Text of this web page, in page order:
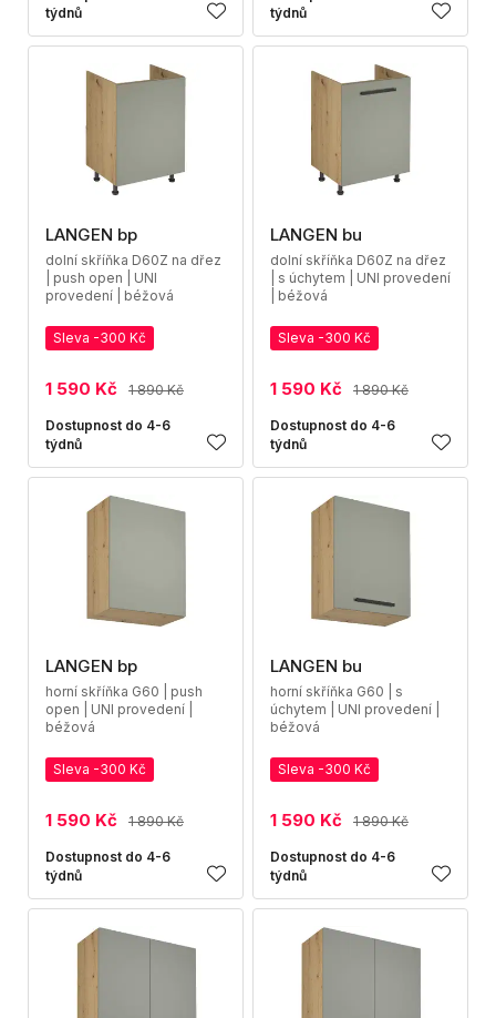
týdnů
týdnů
LANGEN bp
dolní skříňka D60Z na dřez
| push open | UNI
provedení | béžová
Sleva -300 Kč
1 590 Kč 1 890 Kč
Dostupnost do 4-6
týdnů
LANGEN bu
dolní skříňka D60Z na dřez
| s úchytem | UNI provedení
| béžová
Sleva -300 Kč
1 590 Kč 1 890 Kč
Dostupnost do 4-6
týdnů
LANGEN bp
horní skříňka G60 | push
open | UNI provedení |
béžová
Sleva -300 Kč
1 590 Kč 1 890 Kč
Dostupnost do 4-6
týdnů
LANGEN bu
horní skříňka G60 | s
úchytem | UNI provedení |
béžová
Sleva -300 Kč
1 590 Kč 1 890 Kč
Dostupnost do 4-6
týdnů